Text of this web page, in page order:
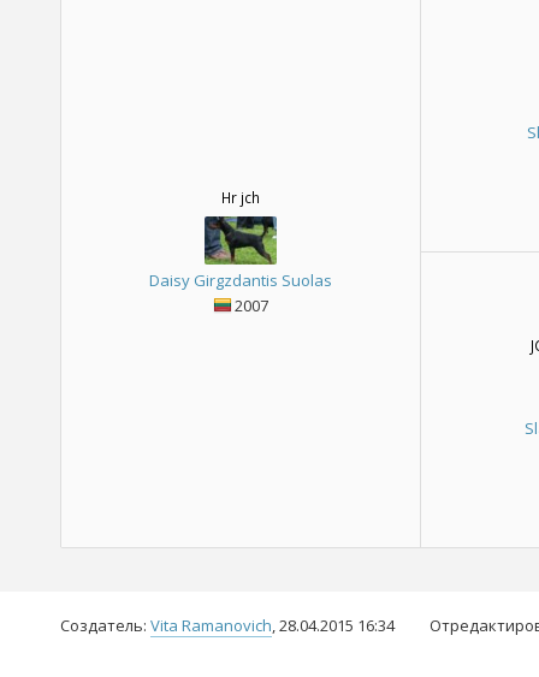
Hr jch
Daisy Girgzdantis Suolas
2007
Создатель: Vita Ramanovich, 28.04.2015 16:34